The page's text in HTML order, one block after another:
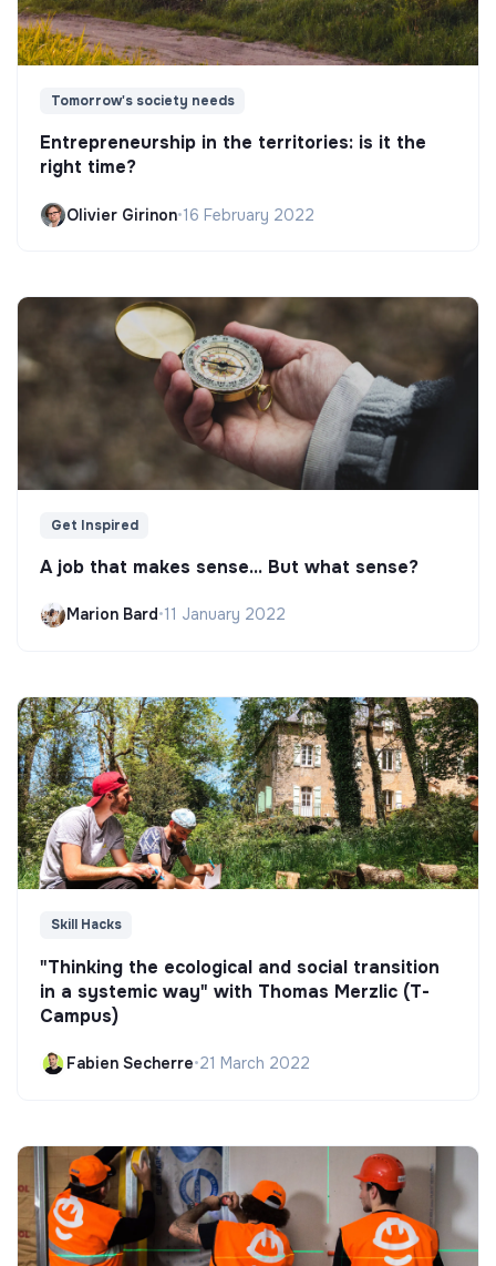
Tomorrow's society needs
Entrepreneurship in the territories: is it the
right time?
Olivier Girinon•16 February 2022
Get Inspired
A job that makes sense... But what sense?
Marion Bard•11 January 2022
Skill Hacks
"Thinking the ecological and social transition
in a systemic way" with Thomas Merzlic (T-
Campus)
Fabien Secherre•21 March 2022